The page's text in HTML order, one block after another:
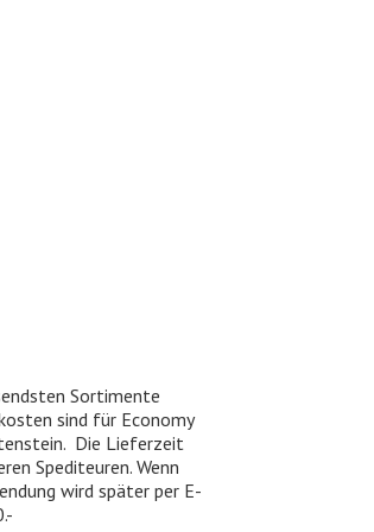
Sortimente
sind für Economy
Die Lieferzeit
Spediteuren. Wenn
wird später per E-